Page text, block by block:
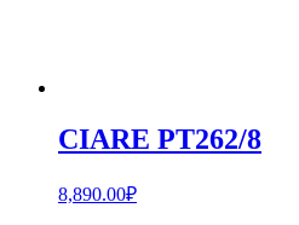
CIARE PT262/8
8,890.00₽